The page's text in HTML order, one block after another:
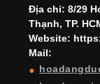
Địa chỉ: 8/29
Thạnh, TP.
Website:
Mail: